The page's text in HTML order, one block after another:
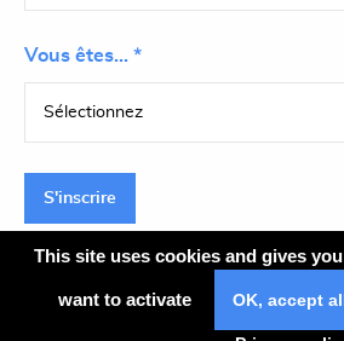
Vous êtes... *
S'inscrire
This site uses cookies and gives
want to activate OK, accept